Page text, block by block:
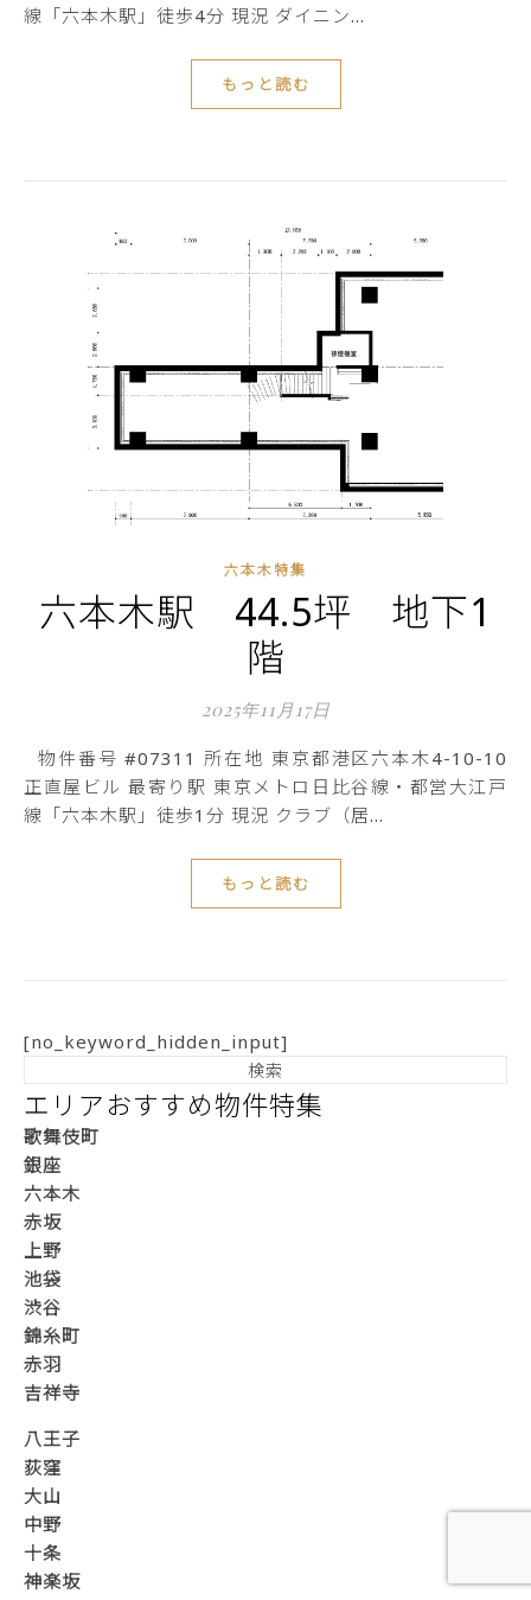
線「六本木駅」徒歩4分 現況 ダイニン…
もっと読む
六本木特集
六本木駅 44.5坪 地下1
階
2025年11月17日
物件番号 #07311 所在地 東京都港区六本木4-10-10
正直屋ビル 最寄り駅 東京メトロ日比谷線・都営大江戸
線「六本木駅」徒歩1分 現況 クラブ（居…
もっと読む
[no_keyword_hidden_input]
エリアおすすめ物件特集
歌舞伎町
銀座
六本木
赤坂
上野
池袋
渋谷
錦糸町
赤羽
吉祥寺
八王子
荻窪
大山
中野
十条
神楽坂